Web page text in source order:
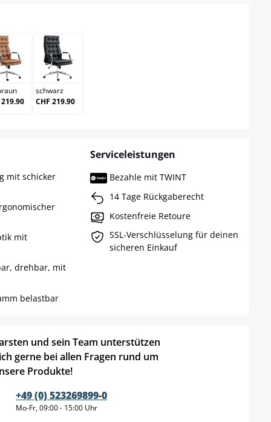
hellbraun
219.90
schwarz
schwarz
CHF 219.90
mit schicker
mit
drehbar, mit
belastbar
Serviceleistungen
Bezahle mit TWINT
14 Tage Rückgaberecht
Kostenfreie Retoure
SSL-Verschlüsselung für deinen
sicheren Einkauf
und sein Team unterstützen
gerne bei allen Fragen rund um
Produkte!
+49 (0) 523269899-0
Mo-Fr, 09:00 - 15:00 Uhr